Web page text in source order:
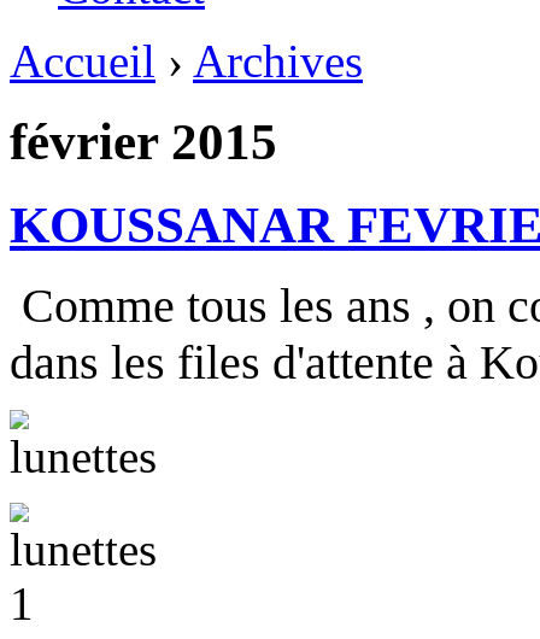
Accueil › Archives
février 2015
KOUSSANAR
Comme tous les ans , on
dans les files d'attente à